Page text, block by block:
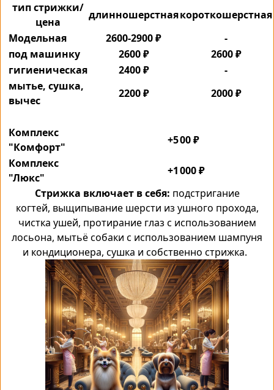
тип стрижки/
цена
длинношерстнаякороткошерстная
Модельная
2600-2900 ₽
-
под машинку
2600 ₽
2600 ₽
гигиеническая
2400 ₽
-
мытье, сушка,
вычес
2200 ₽ 2000 ₽
Комплекс
"Комфорт"
+500 ₽
Комплекс
"Люкс"
+1000 ₽
Стрижка включает в себя: подстригание
когтей, выщипывание шерсти из ушного прохода,
чистка ушей, протирание глаз с использованием
лосьона, мытьё собаки с использованием шампуня
и кондиционера, сушка и собственно стрижка.